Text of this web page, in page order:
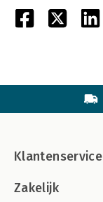
Klantenservice
Zakelijk